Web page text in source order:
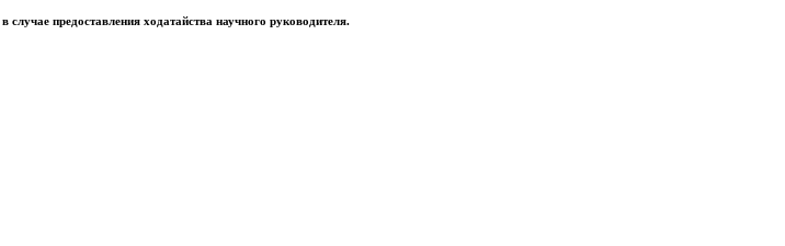
предоставления ходатайства научного руководителя.